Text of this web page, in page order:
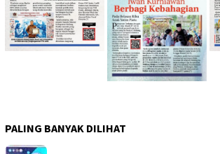
PALING BANYAK DILIHAT